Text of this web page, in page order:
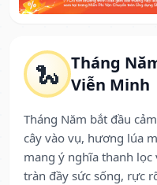
🐍 Tháng
Viễn Minh
Tháng Năm bắt đầu
cây vào vụ, hương lúa
mang ý nghĩa thanh lọc
tràn đầy sức sống, rực